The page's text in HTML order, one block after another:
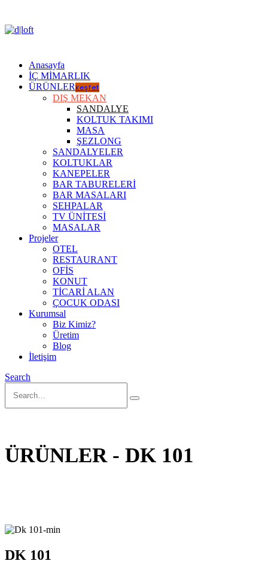
Anasayfa
İÇ MİMARLIK
ÜRÜNLERkeşfet
DIŞ MEKAN
SANDALYE
KOLTUK TAKIMI
MASA
ŞEZLONG
SANDALYELER
KOLTUKLAR
KANEPELER
BAR TABURELERİ
BAR MASALARI
SEHPALAR
TV ÜNİTESİ
MASALAR
Projeler
OTEL
RESTAURANT
OFİS
KONUT
TİCARİ ALAN
ÇOCUK ODASI
Kurumsal
Biz Kimiz?
Üretim
Blog
İletişim
Search
ÜRÜNLER - DK 101
DK 101